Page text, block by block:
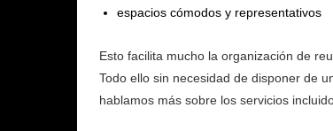
espacios cómodos y representativos
Esto facilita mucho la organización de
Todo ello sin necesidad de disponer de
hablamos más sobre los servicios